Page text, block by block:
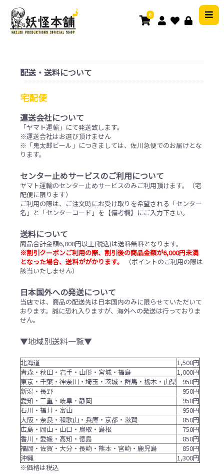
0
配送・送料について
宅配便
運送会社について
「ヤマト運輸」にて発送致します。
※運送会社はお選び頂けません
※「鬼太郎ビール」につきましては、佐川急便でのお届けとな
ります。
センター止めサービスのご利用について
ヤマト運輸のセンター止めサービスのみご利用頂けます。（宅
配便に限ります）
ご利用の際は、ご注文時にお受け取りを希望される「センター
名」と「センターコード」を【備考欄】にご入力下さい。
送料について
商品合計金額6,000円以上(税込)は送料無料となります。
※割引クーポンご利用の際、割引後の商品金額が6,000円未満
となった場合、送料ががかります。
（ポイントのご利用の際は
該当いたしません）
日本国外への発送について
当店では、商品の配送先は日本国内のみに限らせていただいて
おります。誠に恐れ入りますが、海外への発送は行っておりま
せん。
▼地域別送料一覧▼
北海道
1,500円
青森・秋田・岩手・山形・宮城・福島
1,000円
東京・千葉・神奈川・埼玉・茨城・群馬・栃木・山梨
950円
新潟・長野
950円
愛知・三重・岐阜・静岡
950円
石川・福井・富山
950円
大阪・奈良・和歌山・兵庫・京都・滋賀
850円
広島・岡山・山口・鳥取・島根
750円
香川・愛媛・高知・徳島
850円
福岡・佐賀・大分・長崎・熊本・宮崎・鹿児島
850円
沖縄
1,300円
※価格は税込